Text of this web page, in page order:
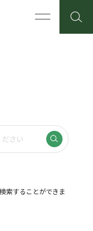
索することができま